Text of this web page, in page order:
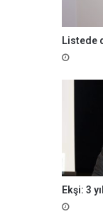
Listede
Ekşi: 3